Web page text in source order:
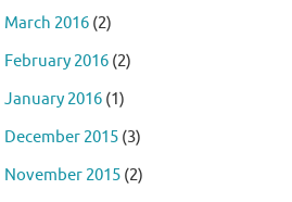
March 2016 (2)
February 2016 (2)
January 2016 (1)
December 2015 (3)
November 2015 (2)